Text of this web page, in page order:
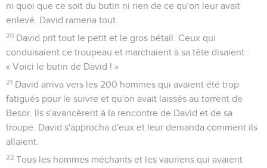
ni quoi que ce soit du butin ni rien de ce qu'on leur avait
enlevé. David ramena tout.
20 David prit tout le petit et le gros bétail. Ceux qui
conduisaient ce troupeau et marchaient à sa tête disaient :
« Voici le butin de David ! »
21 David arriva vers les 200 hommes qui avaient été trop
fatigués pour le suivre et qu'on avait laissés au torrent de
Besor. Ils s'avancèrent à la rencontre de David et de sa
troupe. David s'approcha d'eux et leur demanda comment ils
allaient.
22 Tous les hommes méchants et les vauriens qui avaient